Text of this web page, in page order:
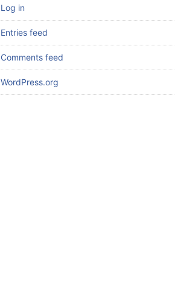
Log in
Entries feed
Comments feed
WordPress.org